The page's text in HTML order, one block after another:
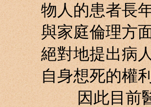
物人的患者長
與家庭倫理方
絕對地提出病
自身想死的權
因此目前醫